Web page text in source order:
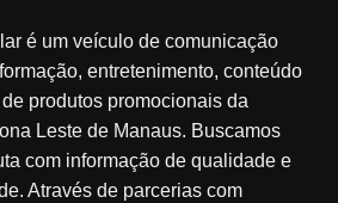
é um veículo de comunicação
entretenimento, conteúdo
produtos promocionais da
Leste de Manaus. Buscamos
com informação de qualidade e
Através de parcerias com